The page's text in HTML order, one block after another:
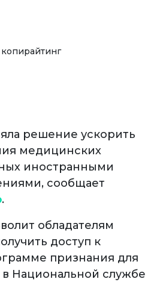
решение ускорить
медицинских
иностранными
сообщает
.
обладателям
доступ к
признания для
в Национальной службе